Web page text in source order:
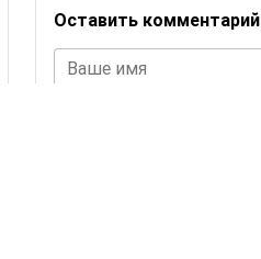
Оставить комментарий
Ваше имя